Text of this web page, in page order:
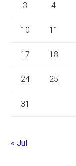
3 4
10 11
17 18
24 25
31
« Jul